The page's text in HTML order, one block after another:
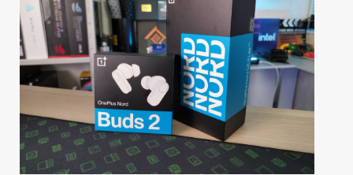
KAUPPA
VAIHDA TEEMA
HAKU